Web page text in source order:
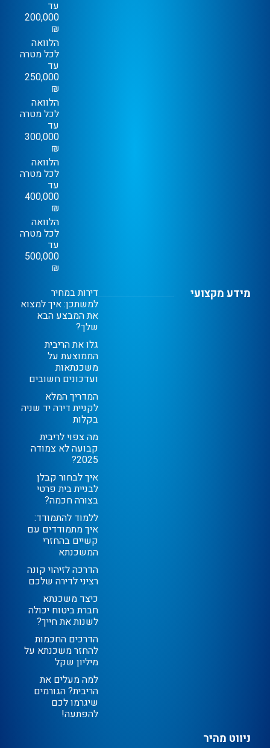
ניווט מהיר
עד
200,000
₪
הלוואה
לכל מטרה
עד
250,000
₪
הלוואה
לכל מטרה
עד
300,000
₪
הלוואה
לכל מטרה
עד
400,000
₪
הלוואה
לכל מטרה
עד
500,000
₪
מידע מקצועי דירות במחיר
למשתכן: איך למצוא
את המבצע הבא
שלך?
גלו את הריבית
הממוצעת על
משכנתאות
ועדכונים חשובים
המדריך המלא
לקניית דירה יד שניה
בקלות
מה צפוי לריבית
קבועה לא צמודה
2025?
איך לבחור קבלן
לבניית בית פרטי
בצורה חכמה?
ללמוד להתמודד:
איך מתמודדים עם
קשיים בהחזרי
המשכנתא
הדרכה לזיהוי קונה
רציני לדירה שלכם
כיצד משכנתא
חברת ביטוח יכולה
לשנות את חייך?
הדרכים החכמות
להחזר משכנתא על
מיליון שקל
למה מעלים את
הריבית? הגורמים
שיגרמו לכם
להפתעה!